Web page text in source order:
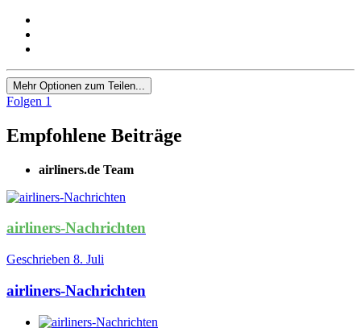
Mehr Optionen zum Teilen...
Folgen 1
Empfohlene Beiträge
airliners.de Team
airliners-Nachrichten
Geschrieben 8. Juli
airliners-Nachrichten